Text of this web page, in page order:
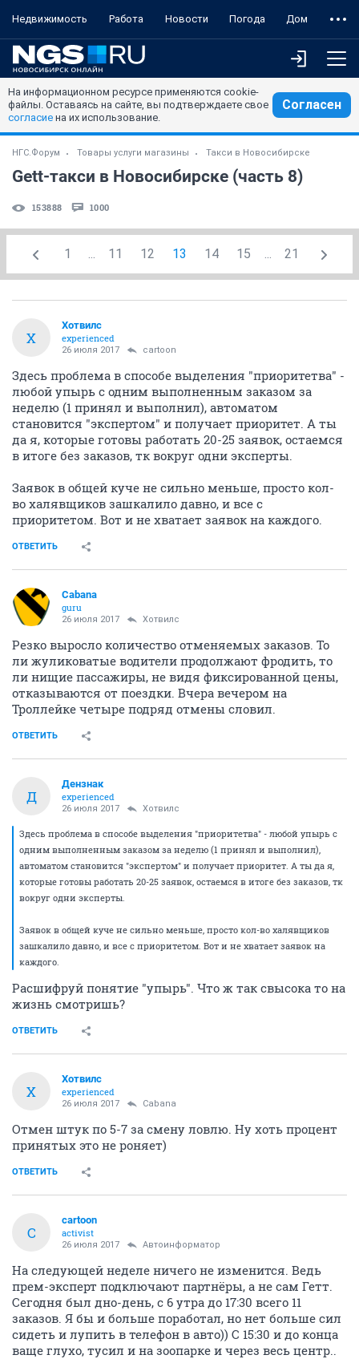
Недвижимость Работа Новости Погода Дом
На информационном ресурсе применяются cookie-
файлы. Оставаясь на сайте, вы подтверждаете свое
согласие на их использование.
Согласен
НГС.Форум Товары услуги магазины Такси в Новосибирске
Gett-такси в Новосибирске (часть 8)
153888 1000
1 ... 11 12 13 14 15 ... 21
Х
Хотвилс
experienced
26 июля 2017 cartoon
Здесь проблема в способе выделения "приоритетва" -
любой упырь с одним выполненным заказом за
неделю (1 принял и выполнил), автоматом
становится "экспертом" и получает приоритет. А ты
да я, которые готовы работать 20-25 заявок, остаемся
в итоге без заказов, тк вокруг одни эксперты.
Заявок в общей куче не сильно меньше, просто кол-
во халявщиков зашкалило давно, и все с
приоритетом. Вот и не хватает заявок на каждого.
ОТВЕТИТЬ
Cabana
guru
26 июля 2017 Хотвилс
Резко выросло количество отменяемых заказов. То
ли жуликоватые водители продолжают фродить, то
ли нищие пассажиры, не видя фиксированной цены,
отказываются от поездки. Вчера вечером на
Троллейке четыре подряд отмены словил.
ОТВЕТИТЬ
Д
Дензнак
experienced
26 июля 2017 Хотвилс
Здесь проблема в способе выделения "приоритетва" - любой упырь с
одним выполненным заказом за неделю (1 принял и выполнил),
автоматом становится "экспертом" и получает приоритет. А ты да я,
которые готовы работать 20-25 заявок, остаемся в итоге без заказов, тк
вокруг одни эксперты.
Заявок в общей куче не сильно меньше, просто кол-во халявщиков
зашкалило давно, и все с приоритетом. Вот и не хватает заявок на
каждого.
Расшифруй понятие "упырь". Что ж так свысока то на
жизнь смотришь?
ОТВЕТИТЬ
Х
Хотвилс
experienced
26 июля 2017 Cabana
Отмен штук по 5-7 за смену ловлю. Ну хоть процент
принятых это не роняет)
ОТВЕТИТЬ
C
cartoon
activist
26 июля 2017 Автоинформатор
На следующей неделе ничего не изменится. Ведь
прем-эксперт подключают партнёры, а не сам Гетт.
Сегодня был дно-день, с 6 утра до 17:30 всего 11
заказов. Я бы и больше поработал, но нет больше сил
сидеть и лупить в телефон в авто)) С 15:30 и до конца
ваще глухо, тусил и на зоопарке и через весь центр..